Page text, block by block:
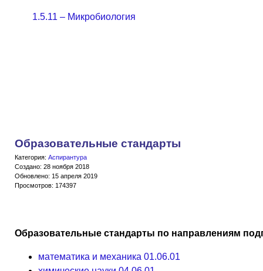
1.5.11 – Микробиология
Образовательные стандарты
Категория: Аспирантура
Создано: 28 ноября 2018
Обновлено: 15 апреля 2019
Просмотров: 174397
Образовательные стандарты по направлениям
математика и механика 01.06.01